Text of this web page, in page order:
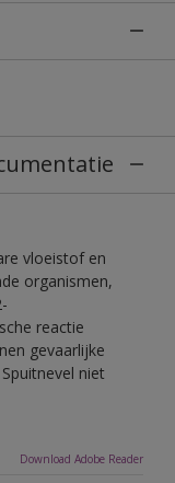
vloeistof en
organismen,
reactie
gevaarlijke
niet
Download Adobe Reader